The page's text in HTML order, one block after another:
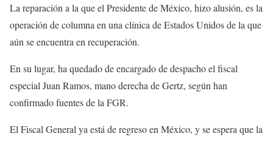
La reparación a la que el Presidente de México, hizo alusión, es la
operación de columna en una clínica de Estados Unidos de la que
aún se encuentra en recuperación.
En su lugar, ha quedado de encargado de despacho el fiscal
especial Juan Ramos, mano derecha de Gertz, según han
confirmado fuentes de la FGR.
El Fiscal General ya está de regreso en México, y se espera que la